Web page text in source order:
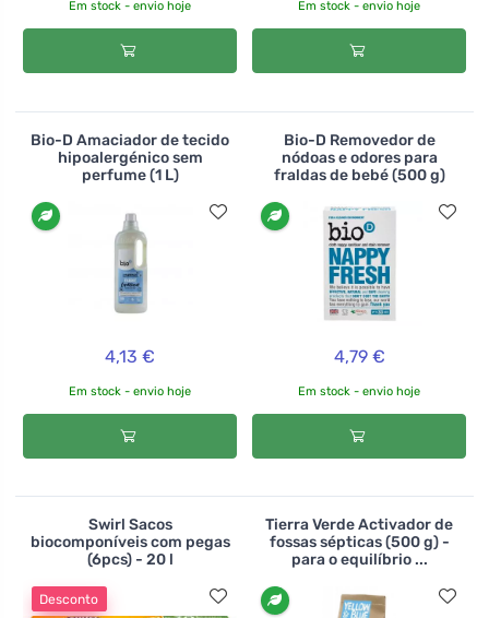
Em stock - envio hoje Em stock - envio hoje
Bio-D Amaciador de tecido
hipoalergénico sem
perfume (1 L)
4,13 €
Em stock - envio hoje
Bio-D Removedor de
nódoas e odores para
fraldas de bebé (500 g)
4,79 €
Em stock - envio hoje
Swirl Sacos
biocomponíveis com pegas
(6pcs) - 20 l
Desconto
Tierra Verde Activador de
fossas sépticas (500 g) -
para o equilíbrio ...